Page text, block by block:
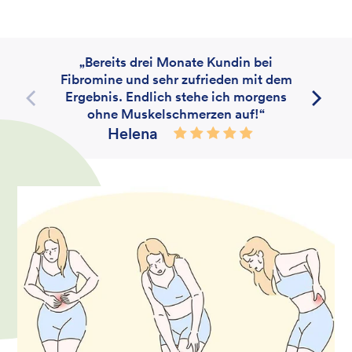
„Bereits drei Monate Kundin bei
Fibromine und sehr zufrieden mit dem
Ergebnis. Endlich stehe ich morgens
ohne Muskelschmerzen auf!“
Helena